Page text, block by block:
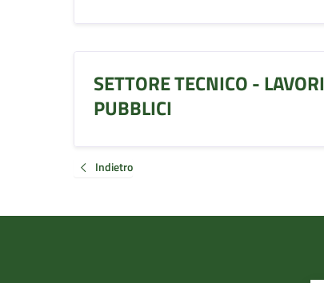
SETTORE TECNICO - LAVORI
PUBBLICI
Indietro